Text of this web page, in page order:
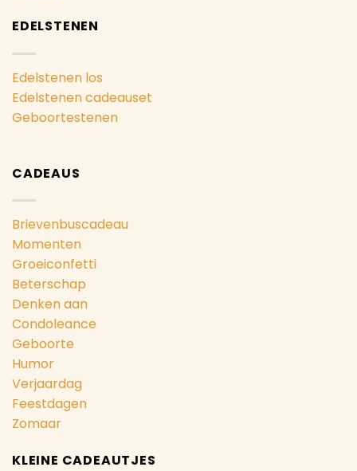
EDELSTENEN
Edelstenen los
Edelstenen cadeauset
Geboortestenen
CADEAUS
Brievenbuscadeau
Momenten
Groeiconfetti
Beterschap
Denken aan
Condoleance
Geboorte
Humor
Verjaardag
Feestdagen
Zomaar
KLEINE CADEAUTJES